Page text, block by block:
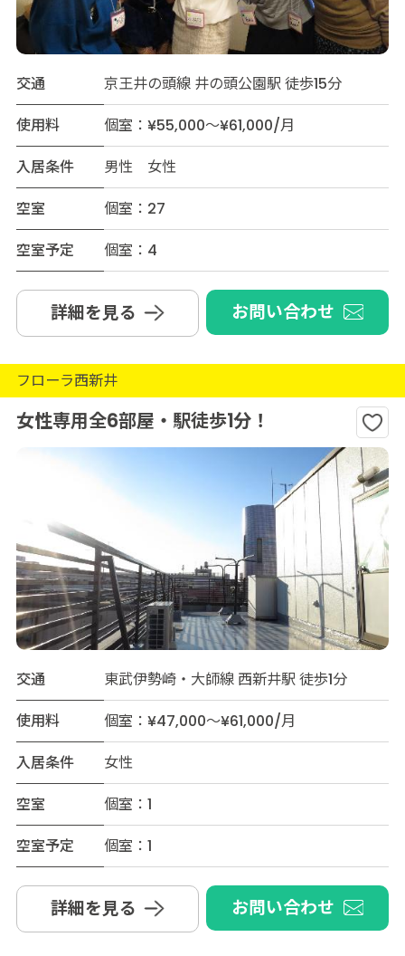
交通
京王井の頭線 井の頭公園駅 徒歩15分
使用料
個室：¥55,000～¥61,000/月
入居条件
男性 女性
空室
個室：27
空室予定
個室：4
詳細を見る お問い合わせ
フローラ西新井
女性専用全6部屋・駅徒歩1分！
交通
東武伊勢崎・大師線 西新井駅 徒歩1分
使用料
個室：¥47,000～¥61,000/月
入居条件
女性
空室
個室：1
空室予定
個室：1
詳細を見る お問い合わせ